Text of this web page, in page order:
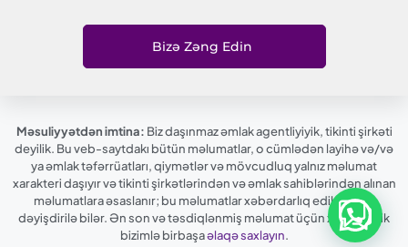
Bizə Zəng Edin
Məsuliyyətdən imtina: Biz daşınmaz əmlak agentliyiyik, tikinti şirkəti
deyilik. Bu veb-saytdakı bütün məlumatlar, o cümlədən layihə və/və
ya əmlak təfərrüatları, qiymətlər və mövcudluq yalnız məlumat
xarakteri daşıyır və tikinti şirkətlərindən və əmlak sahiblərindən alınan
məlumatlara əsaslanır; bu məlumatlar xəbərdarlıq edilmədən
dəyişdirilə bilər. Ən son və təsdiqlənmiş məlumat üçün xahiş edirik
bizimlə birbaşaəlaqə saxlayın.